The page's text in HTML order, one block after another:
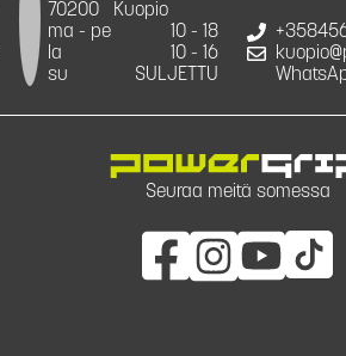
70200
Kuopio
ma - pe
10 - 18
la
10 - 16
su
SULJETTU
Seuraa meitä somessa